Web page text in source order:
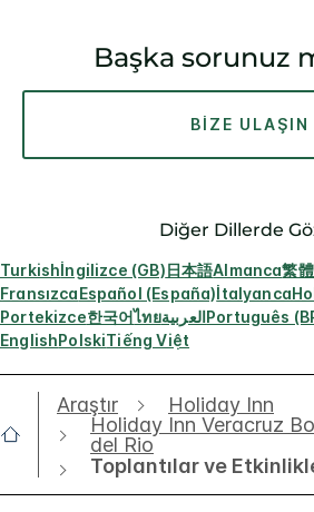
Başka sorunuz
BIZE ULAŞIN
Diğer Dillerde
Turkishİngilizce (GB)日本語Almanca繁
FransızcaEspañol (España)İtalyanca
Portekizce한국어ไทยالعربيةPortuguês
EnglishPolskiTiếng Việt
Araştır
Holiday Inn
Holiday Inn Veracruz
del Rio
Toplantılar ve